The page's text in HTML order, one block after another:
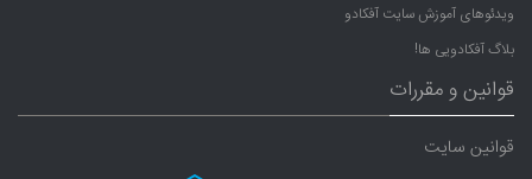
ویدئوهای آموزش سایت آفکادو
بلاگ آفکادویی ها!
قوانین و مقررات
قوانین سایت